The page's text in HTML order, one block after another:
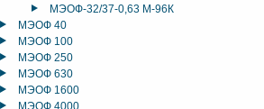
МЭОФ-32/37-0,63 М-96К
МЭОФ 40
МЭОФ 100
МЭОФ 250
МЭОФ 630
МЭОФ 1600
МЭОФ 4000